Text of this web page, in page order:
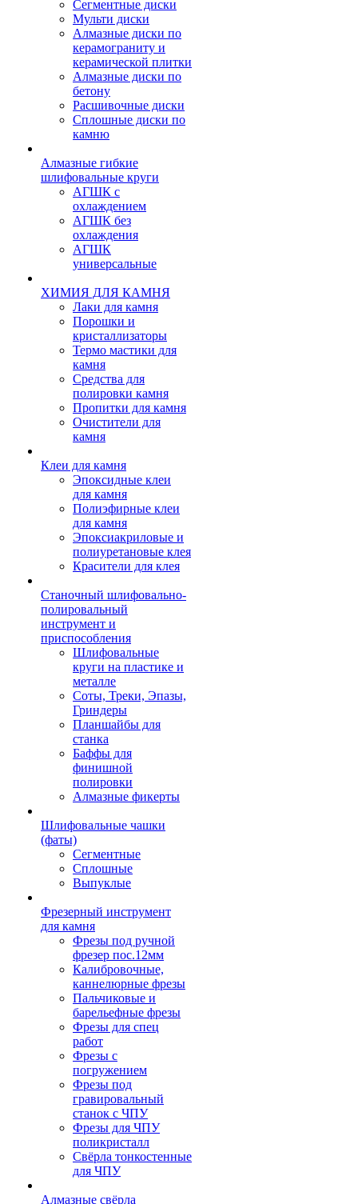
Сегментные диски
Мульти диски
Алмазные диски по
керамограниту и
керамической плитки
Алмазные диски по
бетону
Расшивочные диски
Сплошные диски по
камню
Алмазные гибкие
шлифовальные круги
АГШК с
охлаждением
АГШК без
охлаждения
АГШК
универсальные
ХИМИЯ ДЛЯ КАМНЯ
Лаки для камня
Порошки и
кристаллизаторы
Термо мастики для
камня
Средства для
полировки камня
Пропитки для камня
Очистители для
камня
Клеи для камня
Эпоксидные клеи
для камня
Полиэфирные клеи
для камня
Эпоксиакриловые и
полиуретановые клея
Красители для клея
Станочный шлифовально-
полировальный
инструмент и
приспособления
Шлифовальные
круги на пластике и
металле
Соты, Треки, Эпазы,
Гриндеры
Планшайбы для
станка
Баффы для
финишной
полировки
Алмазные фикерты
Шлифовальные чашки
(фаты)
Сегментные
Сплошные
Выпуклые
Фрезерный инструмент
для камня
Фрезы под ручной
фрезер пос.12мм
Калибровочные,
каннелюрные фрезы
Пальчиковые и
барельефные фрезы
Фрезы для спец
работ
Фрезы с
погружением
Фрезы под
гравировальный
станок с ЧПУ
Фрезы для ЧПУ
поликристалл
Свёрла тонкостенные
для ЧПУ
Алмазные свёрла